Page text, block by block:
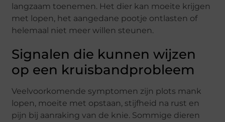
langzaam toenemen. Het dier kan moeite krijgen
met lopen, het aangedane pootje ontlasten of
helemaal niet meer willen steunen.
Signalen die kunnen wijzen
op een kruisbandprobleem
Veelvoorkomende symptomen zijn plots mank
lopen, moeite met opstaan, stijfheid na rust en
pijn bij aanraking van de knie. Sommige dieren